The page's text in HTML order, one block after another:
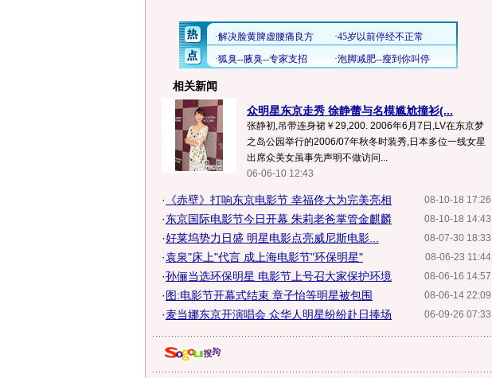
相关新闻
众明星东京走秀 徐静蕾与名模尴尬撞衫(...
张静初,吊带连身裙￥29,200. 2006年6月7日,LV在东京梦
之岛公园举行的2006/07年秋冬时装秀,日本多位一线女星
出席众美女虽事先声明不做访问...
06-06-10 12:43
08-10-18 17:26
· 《赤壁》打响东京电影节 幸福佟大为完美亮相
08-10-18 14:43
·东京国际电影节今日开幕 朱莉老爸掌管金麒麟
08-07-30 18:33
·好莱坞势力日盛 明星电影点亮威尼斯电影...
08-06-23 11:44
·袁泉"床上"代言 成上海电影节"环保明星"
08-06-16 14:57
·孙俪当选环保明星 电影节上号召大家保护环境
08-06-14 22:09
·图:电影节开幕式结束 章子怡等明星被包围
06-09-26 07:33
·麦当娜东京开演唱会 众华人明星纷纷赴日捧场